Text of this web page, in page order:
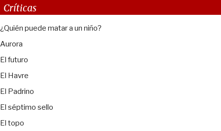
Críticas
¿Quién puede matar a un niño?
Aurora
El futuro
El Havre
El Padrino
El séptimo sello
El topo